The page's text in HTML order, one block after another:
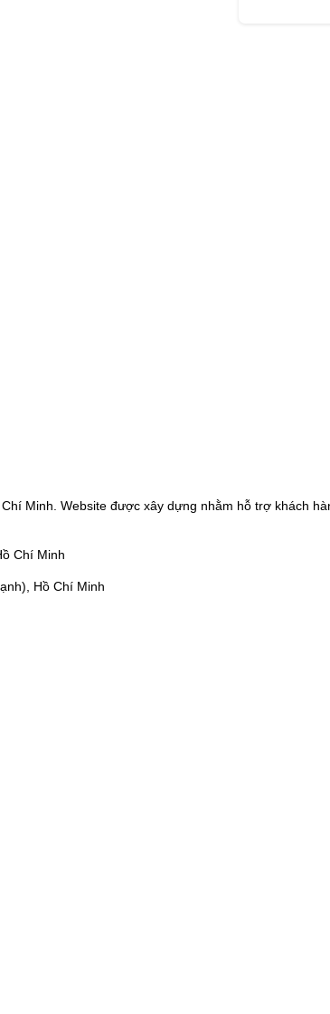
Minh. Website được xây dựng nhằm hỗ trợ khách
Chí Minh
Hồ Chí Minh